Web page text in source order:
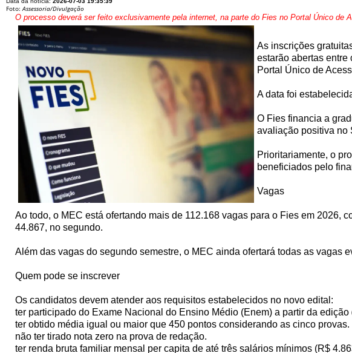
Foto:Assessoria/Divulgação
O processo deverá ser feito exclusivamente pela internet, na parte do Fies no Portal Único de
As inscrições
estarão abertas entre
Portal Único de
A data foi
O Fies financia a
avaliação positiva no
Prioritariamente, o
beneficiados pelo
Vagas
Ao todo, o MEC está ofertando mais de 112.168 vagas para o Fies em 2026,
44.867, no segundo.
Além das vagas do segundo semestre, o MEC ainda ofertará todas as vagas
Quem pode se inscrever
Os candidatos devem atender aos requisitos estabelecidos no novo edital:
ter participado do Exame Nacional do Ensino Médio (Enem) a partir da edição
ter obtido média igual ou maior que 450 pontos considerando as cinco provas.
não ter tirado nota zero na prova de redação.
ter renda bruta familiar mensal per capita de até três salários mínimos (R$